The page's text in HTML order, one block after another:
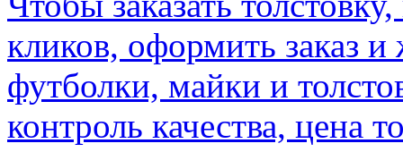
кликов, оформить заказ
футболки, майки и
контроль качества, цена